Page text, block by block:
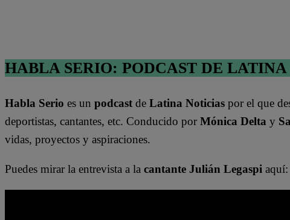
HABLA SERIO: PODCAST DE
Habla Serio es un podcast de Latina Noticias por el que
deportistas, cantantes, etc. Conducido por Mónica Delta y
vidas, proyectos y aspiraciones.
Puedes mirar la entrevista a la cantante Julián Legaspi aquí: